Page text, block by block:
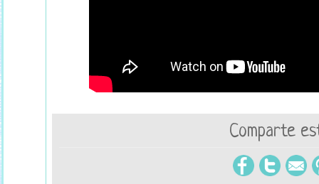
Comparte